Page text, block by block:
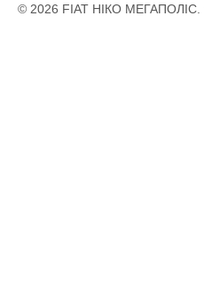
© 2026 FIAT НІКО МЕГАПОЛІС.